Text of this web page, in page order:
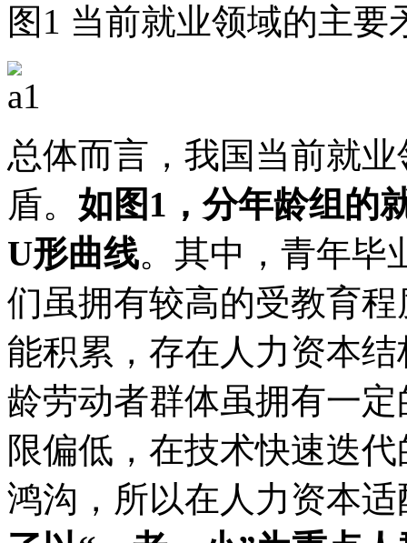
图1 当前就业领域的主要
总体而言，我国当前就
盾。 如图1，分年龄组的
U形曲线。其中，青年毕
们虽拥有较高的受教育
能积累，存在人力资本
龄劳动者群体虽拥有一
限偏低，在技术快速迭
鸿沟，所以在人力资本